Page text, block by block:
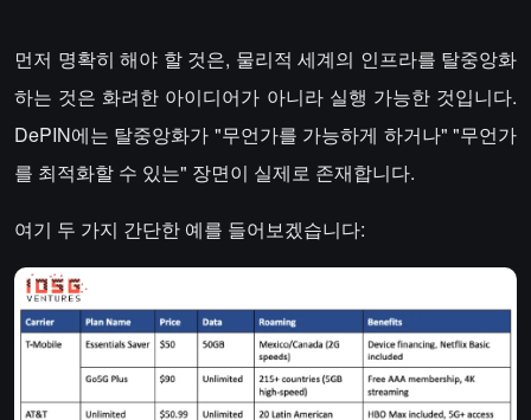
먼저 명확히 해야 할 것은, 물리적 세계의 인프라를 탈중앙화
하는 것은 화려한 아이디어가 아니라 실행 가능한 것입니다.
DePIN에는 탈중앙화가 "무언가를 가능하게 하거나" "무언가
를 최적화할 수 있는" 장면이 실제로 존재합니다.
여기 두 가지 간단한 예를 들어보겠습니다: